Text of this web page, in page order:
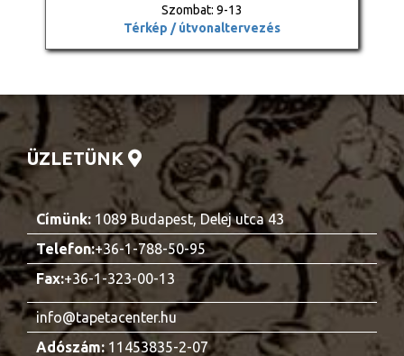
Szombat: 9-13
Térkép / útvonaltervezés
ÜZLETÜNK
Címünk: 1089 Budapest, Delej utca 43
Telefon:+36-1-788-50-95
Fax:+36-1-323-00-13
info@tapetacenter.hu
Adószám:11453835-2-07